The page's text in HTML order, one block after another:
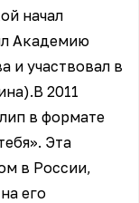
начал
Академию
и участвовал в
2011
в формате
Эта
в России,
его